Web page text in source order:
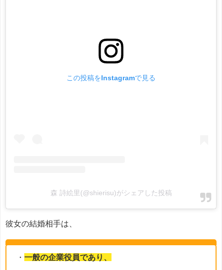
この投稿をInstagramで見る
森 詩絵里(@shierisu)がシェアした投稿
彼女の結婚相手は、
・ 一般の企業役員であり、